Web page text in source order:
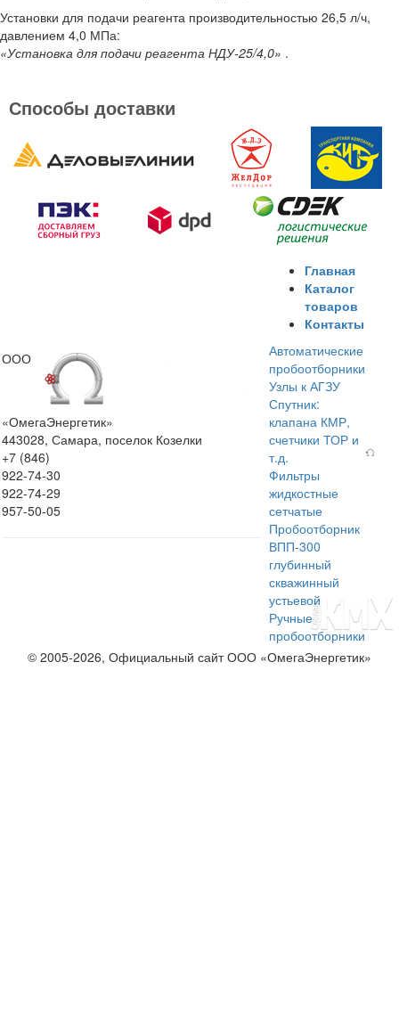
Установки для подачи реагента производительностью 26,5 л/ч,
давлением 4,0 МПа:
«Установка для подачи реагента НДУ-25/4,0» .
Способы доставки
ООО
«ОмегаЭнергетик»
443028, Самара, поселок Козелки
+7 (846)
922-74-30
922-74-29
957-50-05
Главная
Каталог
товаров
Контакты
Автоматические
пробоотборники
Узлы к АГЗУ
Спутник:
клапана КМР,
счетчики ТОР и
т.д.
Фильтры
жидкостные
сетчатые
Пробоотборник
ВПП-300
глубинный
скважинный
устьевой
Ручные
пробоотборники
© 2005-2026, Официальный сайт ООО «ОмегаЭнергетик»